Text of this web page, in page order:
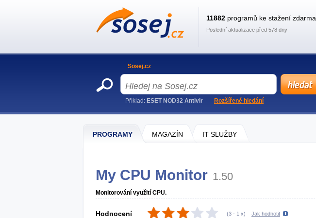
PROGRAMY MAGAZÍN IT SLUŽBY
My CPU Monitor 1.50
Monitorování využití CPU.
Hodnocení (3 - 1 x) Jak hodnotit
11882 programů ke stažení zdarma
Poslední aktualizace před 578 dny
Sosej.cz
Příklad: ESET NOD32 Antivir Rozšířené hledání